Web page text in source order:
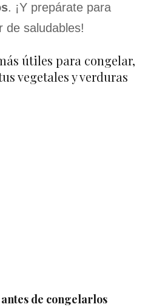
. ¡Y prepárate para
de saludables!
útiles para congelar,
vegetales y verduras
de congelarlos